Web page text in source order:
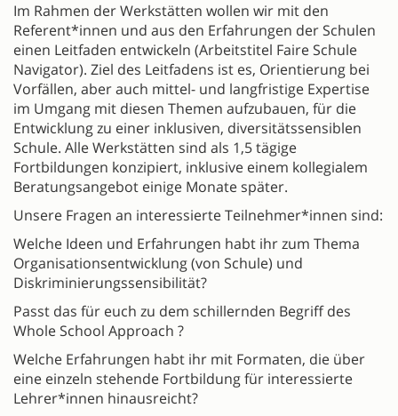
Im Rahmen der Werkstätten wollen wir mit den
Referent*innen und aus den Erfahrungen der Schulen
einen Leitfaden entwickeln (Arbeitstitel Faire Schule
Navigator). Ziel des Leitfadens ist es, Orientierung bei
Vorfällen, aber auch mittel- und langfristige Expertise
im Umgang mit diesen Themen aufzubauen, für die
Entwicklung zu einer inklusiven, diversitätssensiblen
Schule. Alle Werkstätten sind als 1,5 tägige
Fortbildungen konzipiert, inklusive einem kollegialem
Beratungsangebot einige Monate später.
Unsere Fragen an interessierte Teilnehmer*innen sind:
Welche Ideen und Erfahrungen habt ihr zum Thema
Organisationsentwicklung (von Schule) und
Diskriminierungssensibilität?
Passt das für euch zu dem schillernden Begriff des
Whole School Approach ?
Welche Erfahrungen habt ihr mit Formaten, die über
eine einzeln stehende Fortbildung für interessierte
Lehrer*innen hinausreicht?